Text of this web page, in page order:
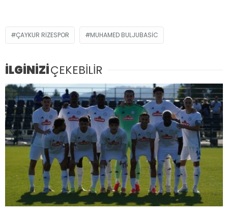
ÇAYKUR RIZESPOR MUHAMED BULJUBASIC
İLGİNİZİÇEKEBİLİR